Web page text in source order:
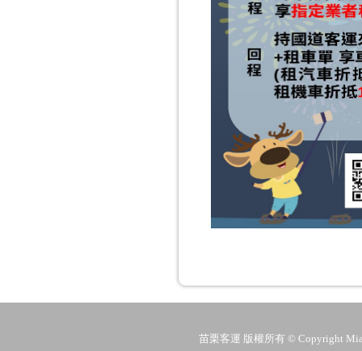
苗栗客運 版權所有 © Copyright